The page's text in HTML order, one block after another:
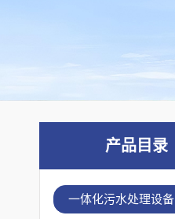
产品目录
一体化污水处理设备